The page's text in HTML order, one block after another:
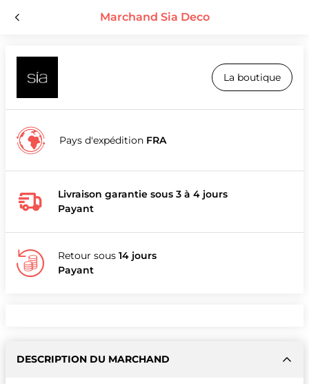
Marchand Sia Deco
La boutique
Pays d'expédition FRA
Livraison garantie sous 3 à 4 jours
Payant
Retour sous 14 jours
Payant
DESCRIPTION DU MARCHAND